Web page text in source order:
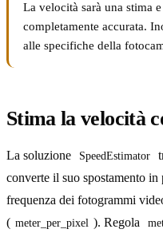
La velocità sarà una stima
completamente accurata.
alle specifiche della
Stima la velocità
La soluzione SpeedEstimator
converte il suo spostamento
frequenza dei fotogrammi
( meter_per_pixel ). Regola